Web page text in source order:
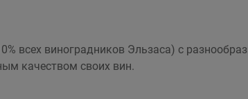
всех виноградников Эльзаса) с
качеством своих вин.